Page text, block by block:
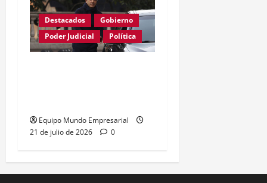
Destacados
Gobierno
Poder Judicial
Política
Equipo Mundo Empresarial
21 de julio de 2026
0